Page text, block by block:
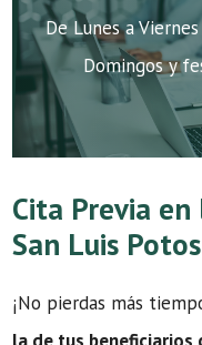
De Lunes a
Domingos y
Cita Previa en
San Luis
¡No pierdas más
la de tus